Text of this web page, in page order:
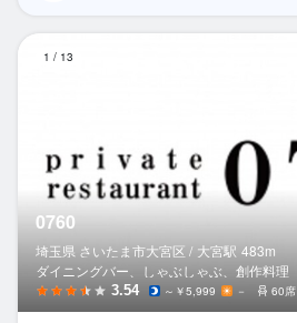
1 / 13
0760
埼玉県 さいたま市大宮区 / 大宮駅 483m
ダイニングバー、しゃぶしゃぶ、創作料理
3.54 ～￥5,999 － 60席